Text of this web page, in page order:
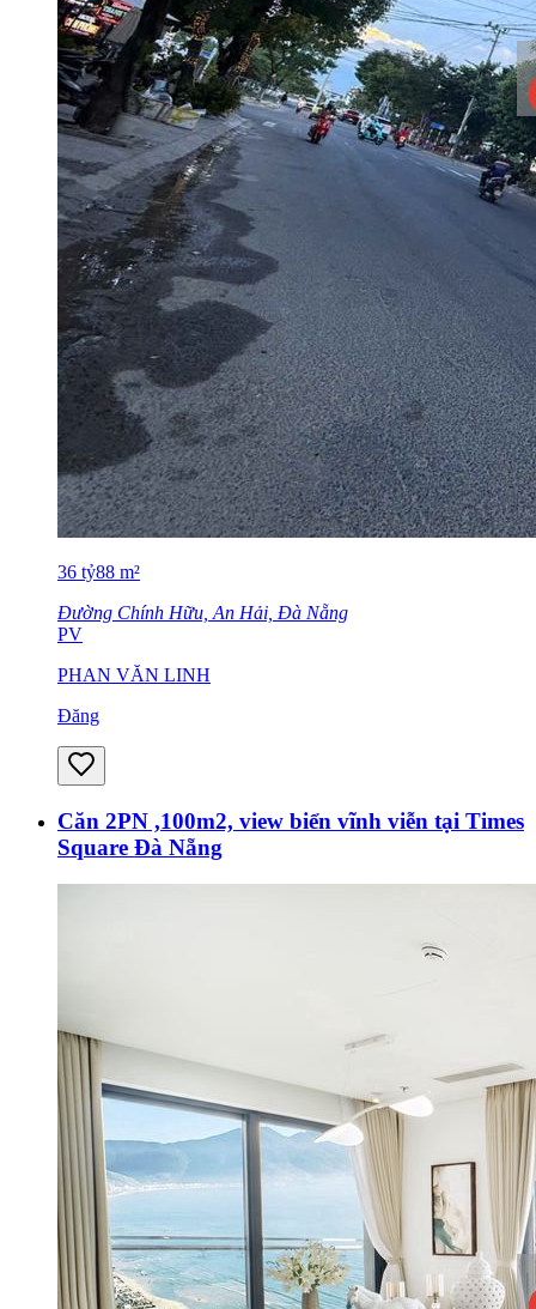
36 tỷ88 m²
Đường Chính Hữu, An Hải, Đà Nẵng
PV
PHAN VĂN LINH
Đăng
Căn 2PN ,100m2, view biển vĩnh viễn tại Times
Square Đà Nẵng